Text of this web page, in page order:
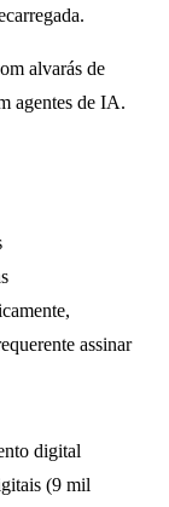
alvarás de
agentes de IA.
assinar
digital
(9 mil